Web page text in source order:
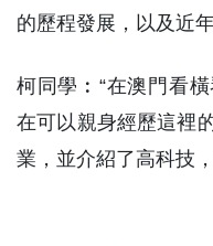
的歷程發展，以及近
柯同學︰“在澳門看
在可以親身經歷這裡
業，並介紹了高科技